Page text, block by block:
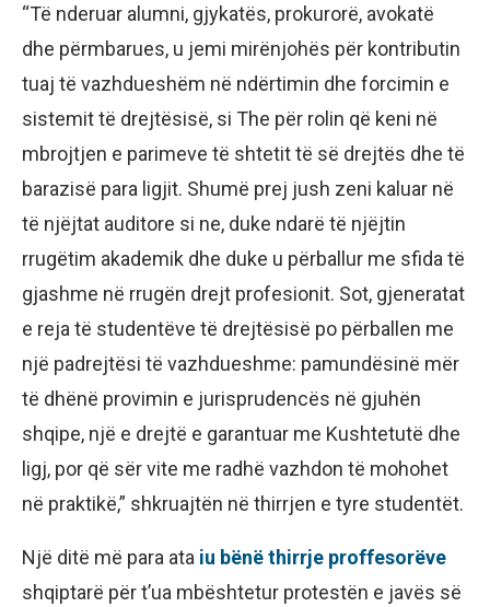
“Të nderuar alumni, gjykatës, prokurorë, avokatë
dhe përmbarues, u jemi mirënjohës për kontributin
tuaj të vazhdueshëm në ndërtimin dhe forcimin e
sistemit të drejtësisë, si The për rolin që keni në
mbrojtjen e parimeve të shtetit të së drejtës dhe të
barazisë para ligjit. Shumë prej jush zeni kaluar në
të njëjtat auditore si ne, duke ndarë të njëjtin
rrugëtim akademik dhe duke u përballur me sfida të
gjashme në rrugën drejt profesionit. Sot, gjeneratat
e reja të studentëve të drejtësisë po përballen me
një padrejtësi të vazhdueshme: pamundësinë mër
të dhënë provimin e jurisprudencës në gjuhën
shqipe, një e drejtë e garantuar me Kushtetutë dhe
ligj, por që sër vite me radhë vazhdon të mohohet
në praktikë,” shkruajtën në thirrjen e tyre studentët.
Një ditë më para ata iu bënë thirrje proffesorëve
shqiptarë për t’ua mbështetur protestën e javës së